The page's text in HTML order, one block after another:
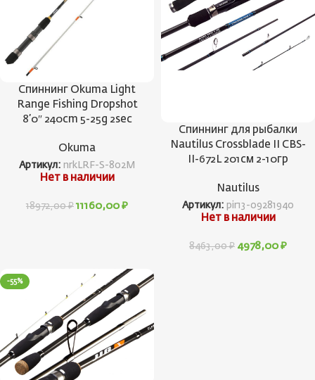
Спиннинг Okuma Light
Range Fishing Dropshot
8’0″ 240cm 5-25g 2sec
Okuma
Артикул: nrkLRF-S-802M
Нет в наличии
18972,00₽ 11160,00 ₽
Спиннинг для рыбалки
Nautilus Crossblade II CBS-
II-672L 201см 2-10гр
Nautilus
Артикул: pir13-09281940
Нет в наличии
8463,00₽ 4978,00 ₽
-55%